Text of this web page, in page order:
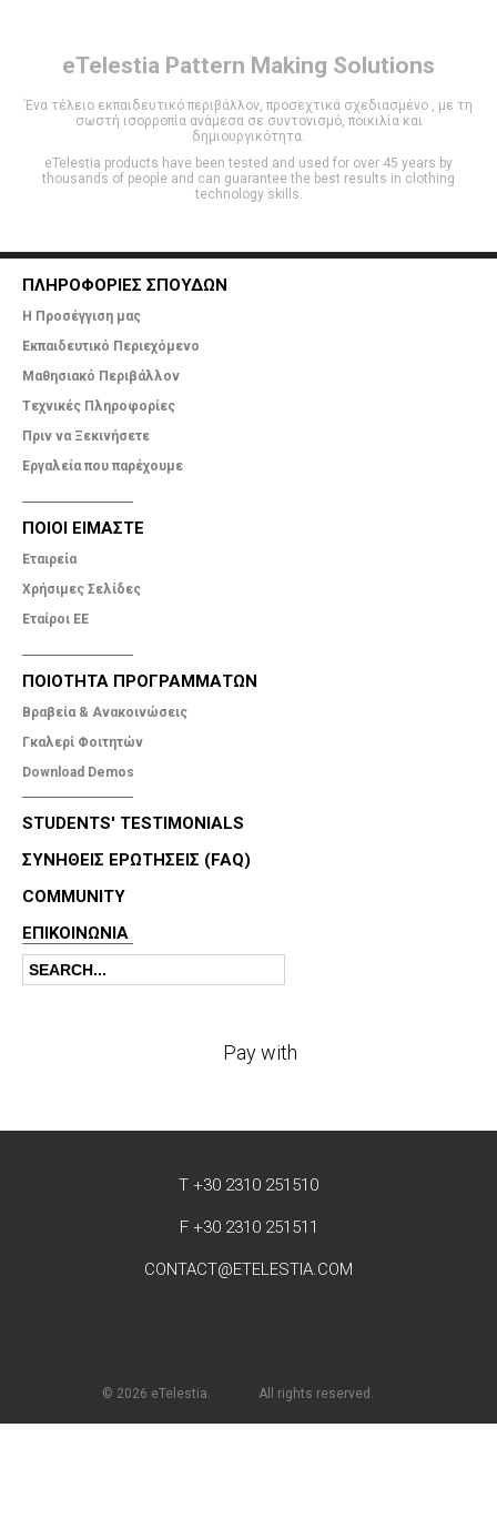
eTelestia Pattern Making Solutions
Ένα τέλειο εκπαιδευτικό περιβάλλον, προσεχτικά σχεδιασμένο , με τη
σωστή ισορροπία ανάμεσα σε συντονισμό, ποικιλία και
δημιουργικότητα.
eTelestia products have been tested and used for over 45 years by
thousands of people and can guarantee the best results in clothing
technology skills.
ΠΛΗΡΟΦΟΡΙΕΣ ΣΠΟΥΔΩΝ
Η Προσέγγιση μας
Εκπαιδευτικό Περιεχόμενο
Μαθησιακό Περιβάλλον
Tεχνικές Πληροφορίες
Πριν να Ξεκινήσετε
Εργαλεία που παρέχουμε
ΠΟΙΟΙ ΕΙΜΑΣΤΕ
Εταιρεία
Χρήσιμες Σελίδες
Εταίροι ΕΕ
ΠΟΙΟΤΗΤΑ ΠΡΟΓΡΑΜΜΑΤΩΝ
Βραβεία & Ανακοινώσεις
Γκαλερί Φοιτητών
Download Demos
STUDENTS' TESTIMONIALS
ΣΥΝΗΘΕΙΣ ΕΡΩΤΗΣΕΙΣ (FAQ)
COMMUNITY
ΕΠΙΚΟΙΝΩΝΊΑ
Search form
Search
Pay with
T +30 2310 251510
F +30 2310 251511
CONTACT@ETELESTIA.COM
© 2026 eTelestia. All rights reserved.